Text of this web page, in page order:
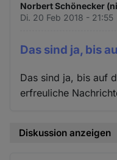
Norbert Schönecker
Di. 20 Feb 2018 - 21:55
Das sind ja, bis
Das sind ja, bis auf
erfreuliche
Diskussion anzeigen